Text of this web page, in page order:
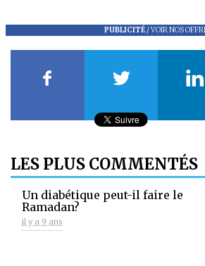
PUBLICITÉ/VOIR NOS
LES PLUS COMMENTÉS
Un diabétique peut-il faire le
Ramadan?
il y a 9 ans